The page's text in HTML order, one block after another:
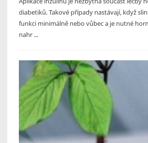
diabetiků. Takové případy nastávají, když
funkci minimálně nebo vůbec a je nutné
nahr ...